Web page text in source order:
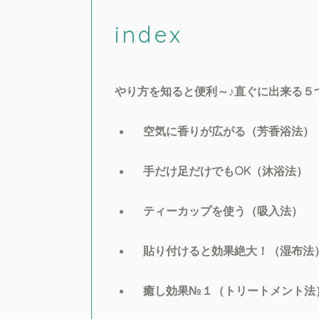
index
やり方を知ると便利～♪直ぐに出来る５
空気に香りが広がる（芳香浴法）
手だけ足だけでもOK（沐浴法）
ティーカップを使う（吸入法）
貼り付けると効果絶大！（湿布法）
癒し効果№１（トリートメント法